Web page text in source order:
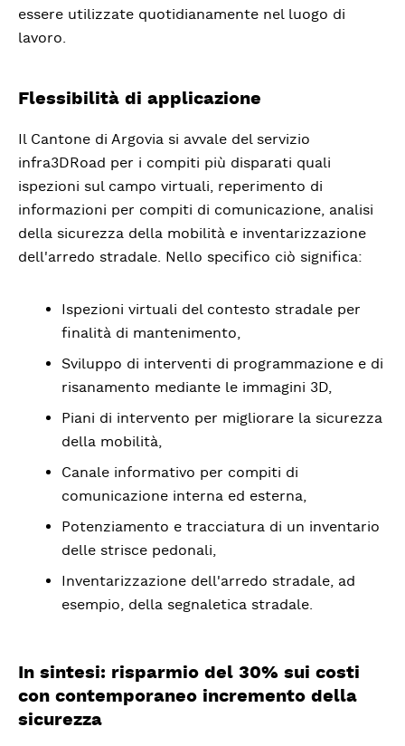
essere utilizzate quotidianamente nel luogo di
lavoro.
Flessibilità di applicazione
Il Cantone di Argovia si avvale del servizio
infra3DRoad per i compiti più disparati quali
ispezioni sul campo virtuali, reperimento di
informazioni per compiti di comunicazione, analisi
della sicurezza della mobilità e inventarizzazione
dell'arredo stradale. Nello specifico ciò significa:
Ispezioni virtuali del contesto stradale per
finalità di mantenimento,
Sviluppo di interventi di programmazione e di
risanamento mediante le immagini 3D,
Piani di intervento per migliorare la sicurezza
della mobilità,
Canale informativo per compiti di
comunicazione interna ed esterna,
Potenziamento e tracciatura di un inventario
delle strisce pedonali,
Inventarizzazione dell'arredo stradale, ad
esempio, della segnaletica stradale.
In sintesi: risparmio del 30% sui costi
con contemporaneo incremento della
sicurezza